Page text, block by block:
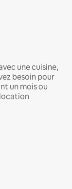
une cuisine,
besoin pour
un mois ou